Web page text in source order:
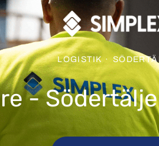
LOGISTIK ·
-